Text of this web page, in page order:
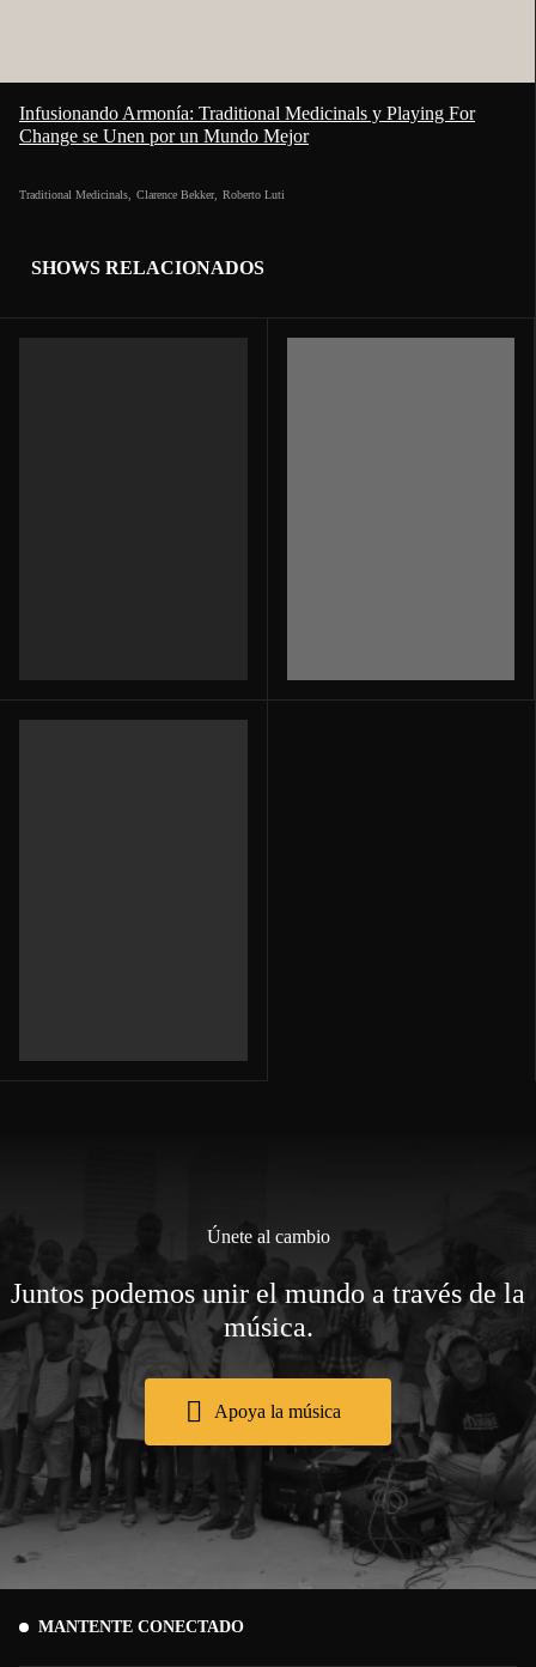
Infusionando Armonía: Traditional Medicinals y Playing For
Change se Unen por un Mundo Mejor
Traditional Medicinals Clarence Bekker, Roberto Luti
SHOWS RELACIONADOS
Únete al cambio
Juntos podemos unir el mundo a través de la
música.
Apoya la música
MANTENTE CONECTADO